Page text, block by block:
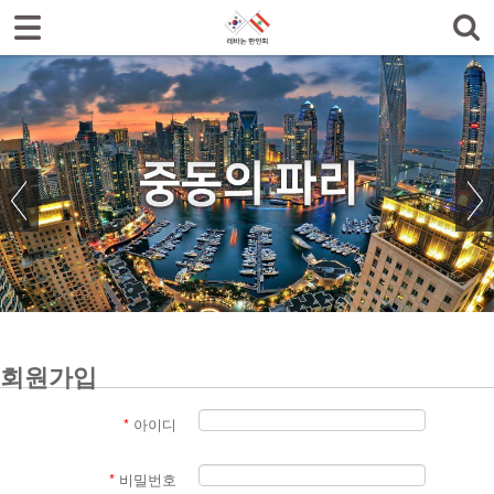
회원가입
* 아이디
* 비밀번호
로그인
한인회소개
공지사항
한글학교
나눔터
갤러리